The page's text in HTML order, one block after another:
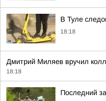
В Туле
18:18
Дмитрий Миляев вручил
18:18
Последний